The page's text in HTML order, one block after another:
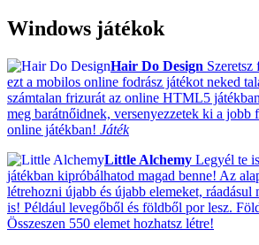
Windows játékok
Hair Do Design
ezt a mobilos online fodrász játékot neked
számtalan frizurát az online HTML5
meg barátnőidnek, versenyezzetek ki a jobb
online játékban! Játék
Little Alchemy Legyél te
játékban kipróbálhatod magad benne! Az
létrehozni újabb és újabb elemeket,
is! Például levegőből és földből por lesz.
Összeszen 550 elemet hozhatsz létre!